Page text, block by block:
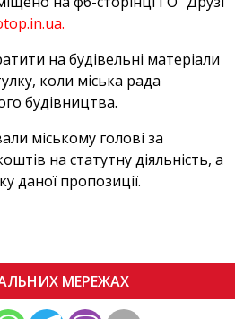
на будівельні матеріали
коли міська рада
будівництва.
міському голові за
на статутну діяльність, а
даної пропозиції.
МЕРЕЖАХ